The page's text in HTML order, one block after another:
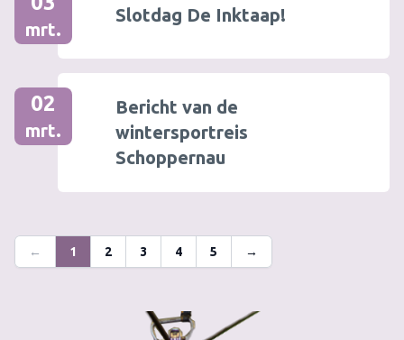
mrt.
Slotdag De Inktaap!
02
mrt.
Bericht van de
wintersportreis
Schoppernau
← 1 2 3 4 5 →